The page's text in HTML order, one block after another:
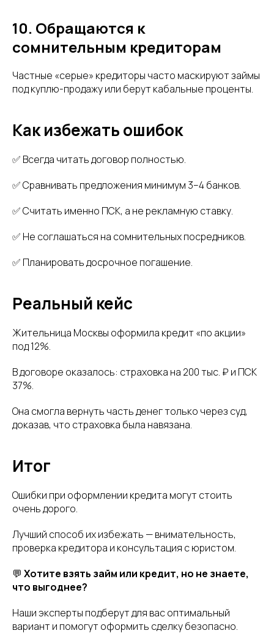
10. Обращаются к
сомнительным кредиторам
Частные «серые» кредиторы часто маскируют займы
под куплю-продажу или берут кабальные проценты.
Как избежать ошибок
✅ Всегда читать договор полностью.
✅ Сравнивать предложения минимум 3–4 банков.
✅ Считать именно ПСК, а не рекламную ставку.
✅ Не соглашаться на сомнительных посредников.
✅ Планировать досрочное погашение.
Реальный кейс
Жительница Москвы оформила кредит «по акции»
под 12%.
В договоре оказалось: страховка на 200 тыс. ₽ и ПСК
37%.
Она смогла вернуть часть денег только через суд,
доказав, что страховка была навязана.
Итог
Ошибки при оформлении кредита могут стоить
очень дорого.
Лучший способ их избежать — внимательность,
проверка кредитора и консультация с юристом.
💬 Хотите взять займ или кредит, но не знаете,
что выгоднее?
Наши эксперты подберут для вас оптимальный
вариант и помогут оформить сделку безопасно.